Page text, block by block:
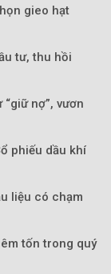
gieo hạt
tư, thu hồi
nợ”, vươn
phiếu dầu khí
liệu có chạm
tốn trong quý